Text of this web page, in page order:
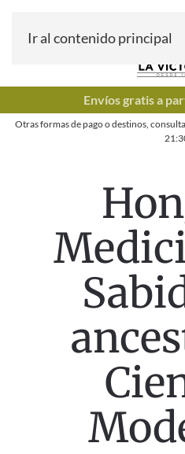
Ir al contenido principal
Envíos gratis a
Otras formas de pago o destinos,